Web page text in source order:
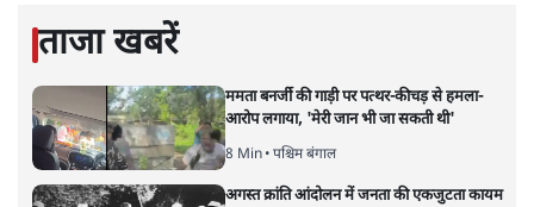
ताजा खबरें
ममता बनर्जी की गाड़ी पर पत्थर-कीचड़ से हमला-
आरोप लगाया, 'मेरी जान भी जा सकती थी'
8 Min• पश्चिम बंगाल
अगस्त क्रांति आंदोलन में जनता की एकजुटता कायम